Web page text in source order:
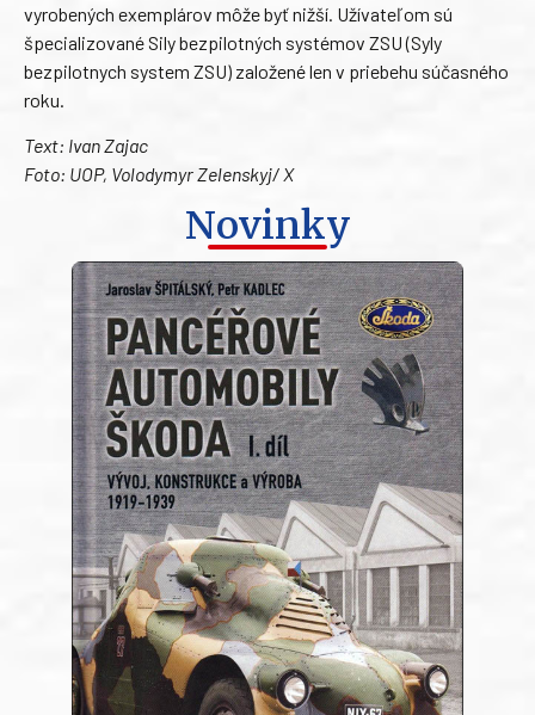
vyrobených exemplárov môže byť nižší. Užívateľom sú
špecializované Sily bezpilotných systémov ZSU (Syly
bezpilotnych system ZSU) založené len v priebehu súčasného
roku.
Text: Ivan Zajac
Foto: UOP, Volodymyr Zelenskyj/ X
Novinky